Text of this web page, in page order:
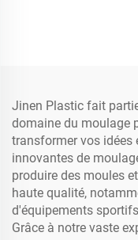
Jinen Plastic fait
domaine du moulage
transformer vos idées
innovantes de
produire des moules
haute qualité,
d'équipements
Grâce à notre vaste